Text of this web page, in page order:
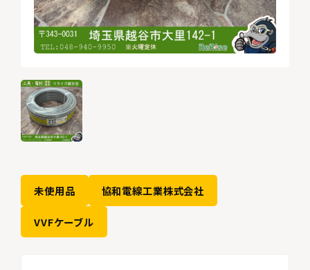
未使用品 協和電線工業株式会社
VVFケーブル